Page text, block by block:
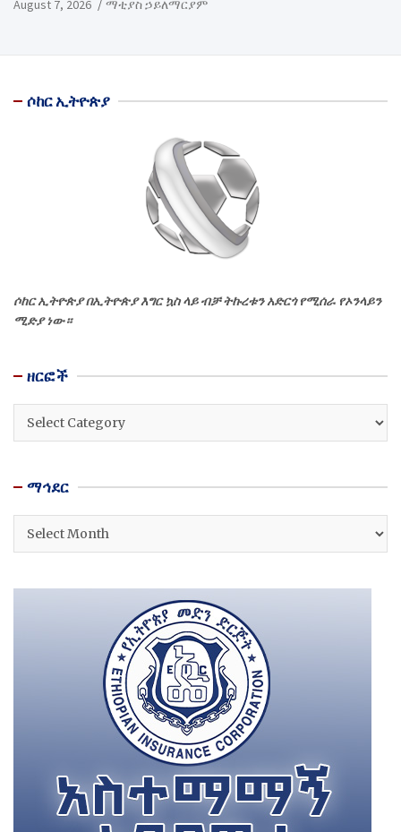
August 7, 2026 ማቲያስ ኃይለማርያም
ሶከር ኢትዮጵያ
ሶከር ኢትዮጵያ በኢትዮጵያ እግር ኳስ ላይ ብቻ ትኩረቱን አድርጎ የሚሰራ የኦንላይን
ሚድያ ነው።
ዘርፎች
ዘርፎች
ማኅደር
ማኅደር